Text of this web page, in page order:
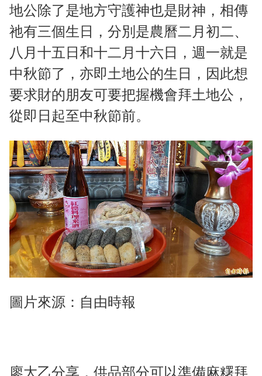
地公除了是地方守護神也是財神，相傳
祂有三個生日，分別是農曆二月初二、
八月十五日和十二月十六日，週一就是
中秋節了，亦即土地公的生日，因此想
要求財的朋友可要把握機會拜土地公，
從即日起至中秋節前。
圖片來源：自由時報
廖大乙分享，供品部分可以準備麻糬拜